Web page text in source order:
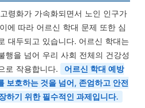
령화가 가속화되면서 노인 인구가
에 따라 어르신 학대 문제 또한 심
대두되고 있습니다. 어르신 학대는
행을 넘어 우리 사회 전체의 건강성
로 작용합니다.
어르신 학대 예방
보호하는 것을 넘어, 존엄하고 안전
하기 위한 필수적인 과제입니다.